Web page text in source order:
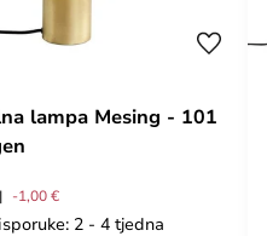
lampa Mesing - 101
-1,00 €
2 - 4 tjedna